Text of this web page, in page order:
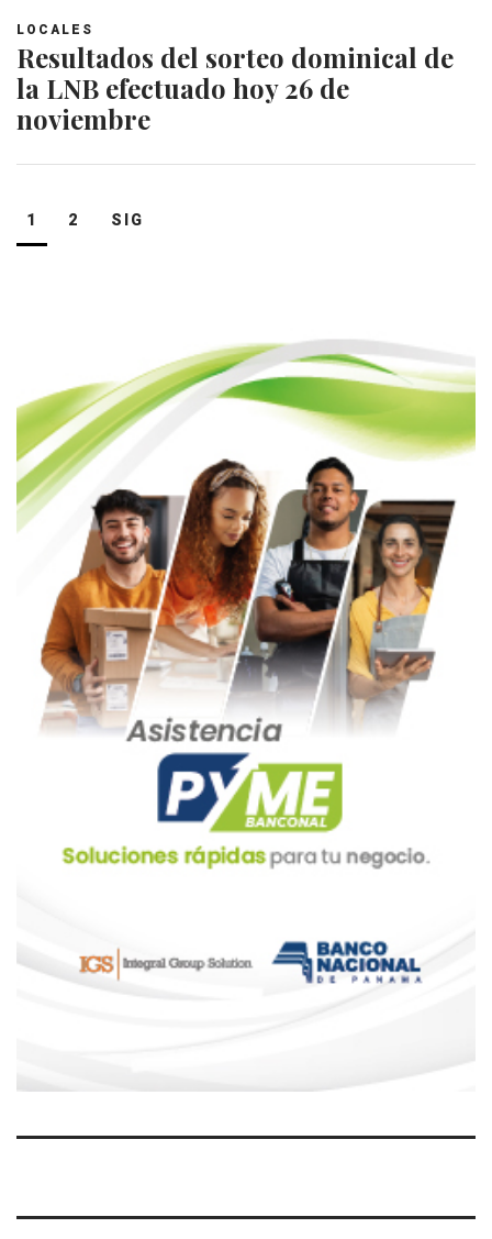
LOCALES
Resultados del sorteo dominical de
la LNB efectuado hoy 26 de
noviembre
Navegación
de
1 2 SIG